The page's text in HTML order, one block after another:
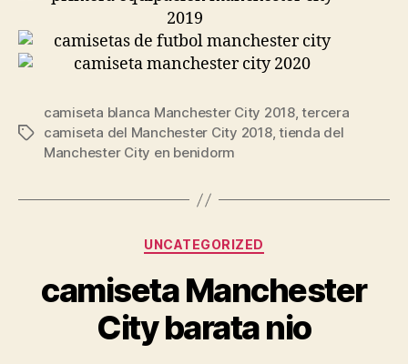
Etiquetas
camiseta blanca Manchester City 2018,tercera
camiseta del Manchester City 2018,tienda del
Manchester City en benidorm
Categorías
UNCATEGORIZED
camiseta Manchester
City barata nio